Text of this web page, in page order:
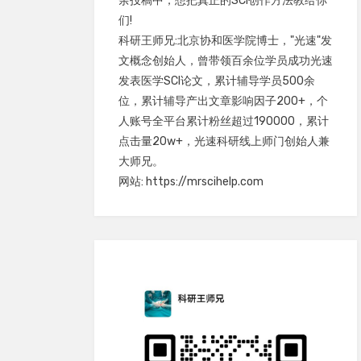
们!
科研王师兄:北京协和医学院博士，"光速"发
文概念创始人，曾带领百余位学员成功光速
发表医学SCI论文，累计辅导学员500余
位，累计辅导产出文章影响因子200+，个
人账号全平台累计粉丝超过190000，累计
点击量20w+，光速科研线上师门创始人兼
大师兄。
网站: https://mrscihelp.com